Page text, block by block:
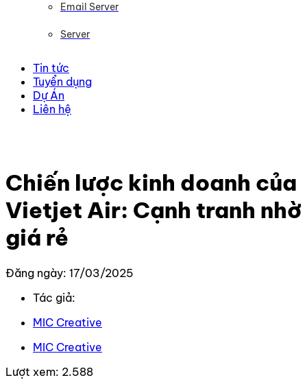
Email Server
Server
Tin tức
Tuyển dụng
Dự Án
Liên hệ
Chiến lược kinh doanh của
Vietjet Air: Cạnh tranh nhờ
giá rẻ
Đăng ngày: 17/03/2025
Tác giả:
MIC Creative
MIC Creative
Lượt xem: 2.588